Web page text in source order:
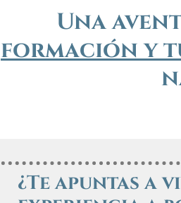
Una
formación y
¿Te apuntas a